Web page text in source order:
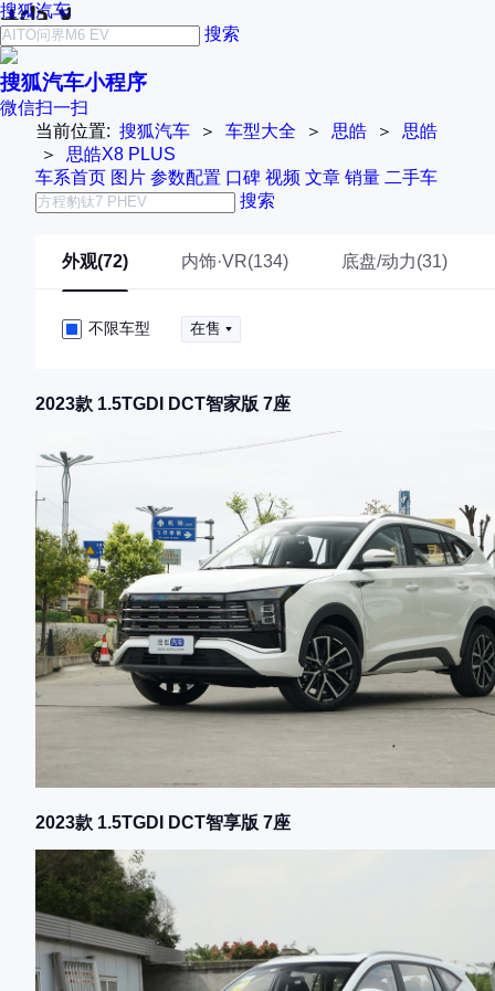
搜狐汽车
搜索
搜狐汽车小程序
微信扫一扫
当前位置: 搜狐汽车 ＞ 车型大全 ＞ 思皓 ＞
思皓
＞
思皓X8 PLUS
车系首页 图片 参数配置 口碑 视频 文章 销量 二手车
搜索
外观(72) 内饰·VR(134) 底盘/动力(31)
不限车型 在售
2023款 1.5TGDI DCT智家版 7座
2023款 1.5TGDI DCT智享版 7座